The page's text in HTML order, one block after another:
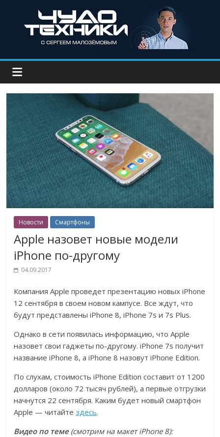
Новости Смартфоны
Apple назовет новые модели
iPhone по-другому
04.09.2017
Компания Apple проведет презентацию новых iPhone
12 сентября в своем новом кампусе. Все ждут, что
будут представлены iPhone 8, iPhone 7s и 7s Plus.
Однако в сети появилась информацию, что Apple
назовет свои гаджеты по-другому. iPhone 7s получит
название iPhone 8, а iPhone 8 назовут iPhone Edition.
По слухам, стоимость iPhone Edition составит от 1200
долларов (около 72 тысяч рублей), а первые отгрузки
начнутся 22 сентября. Каким будет новый смартфон
Apple — читайтездесь.
Видео по теме(смотрим на макет iPhone 8):